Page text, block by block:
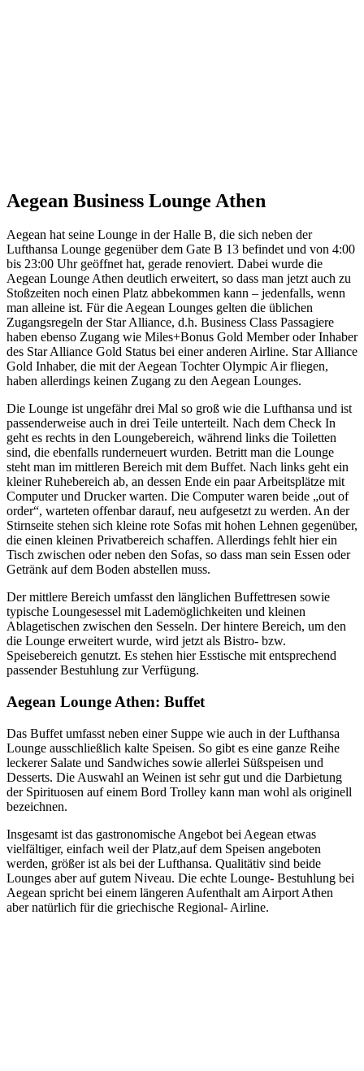
Aegean Business Lounge Athen
Aegean hat seine Lounge in der Halle B, die sich neben der
Lufthansa Lounge gegenüber dem Gate B 13 befindet und von 4:00
bis 23:00 Uhr geöffnet hat, gerade renoviert. Dabei wurde die
Aegean Lounge Athen deutlich erweitert, so dass man jetzt auch zu
Stoßzeiten noch einen Platz abbekommen kann – jedenfalls, wenn
man alleine ist. Für die Aegean Lounges gelten die üblichen
Zugangsregeln der Star Alliance, d.h. Business Class Passagiere
haben ebenso Zugang wie Miles+Bonus Gold Member oder Inhaber
des Star Alliance Gold Status bei einer anderen Airline. Star Alliance
Gold Inhaber, die mit der Aegean Tochter Olympic Air fliegen,
haben allerdings keinen Zugang zu den Aegean Lounges.
Die Lounge ist ungefähr drei Mal so groß wie die Lufthansa und ist
passenderweise auch in drei Teile unterteilt. Nach dem Check In
geht es rechts in den Loungebereich, während links die Toiletten
sind, die ebenfalls runderneuert wurden. Betritt man die Lounge
steht man im mittleren Bereich mit dem Buffet. Nach links geht ein
kleiner Ruhebereich ab, an dessen Ende ein paar Arbeitsplätze mit
Computer und Drucker warten. Die Computer waren beide „out of
order“, warteten offenbar darauf, neu aufgesetzt zu werden. An der
Stirnseite stehen sich kleine rote Sofas mit hohen Lehnen gegenüber,
die einen kleinen Privatbereich schaffen. Allerdings fehlt hier ein
Tisch zwischen oder neben den Sofas, so dass man sein Essen oder
Getränk auf dem Boden abstellen muss.
Der mittlere Bereich umfasst den länglichen Buffettresen sowie
typische Loungesessel mit Lademöglichkeiten und kleinen
Ablagetischen zwischen den Sesseln. Der hintere Bereich, um den
die Lounge erweitert wurde, wird jetzt als Bistro- bzw.
Speisebereich genutzt. Es stehen hier Esstische mit entsprechend
passender Bestuhlung zur Verfügung.
Aegean Lounge Athen: Buffet
Das Buffet umfasst neben einer Suppe wie auch in der Lufthansa
Lounge ausschließlich kalte Speisen. So gibt es eine ganze Reihe
leckerer Salate und Sandwiches sowie allerlei Süßspeisen und
Desserts. Die Auswahl an Weinen ist sehr gut und die Darbietung
der Spirituosen auf einem Bord Trolley kann man wohl als originell
bezeichnen.
Insgesamt ist das gastronomische Angebot bei Aegean etwas
vielfältiger, einfach weil der Platz,auf dem Speisen angeboten
werden, größer ist als bei der Lufthansa. Qualitätiv sind beide
Lounges aber auf gutem Niveau. Die echte Lounge- Bestuhlung bei
Aegean spricht bei einem längeren Aufenthalt am Airport Athen
aber natürlich für die griechische Regional- Airline.